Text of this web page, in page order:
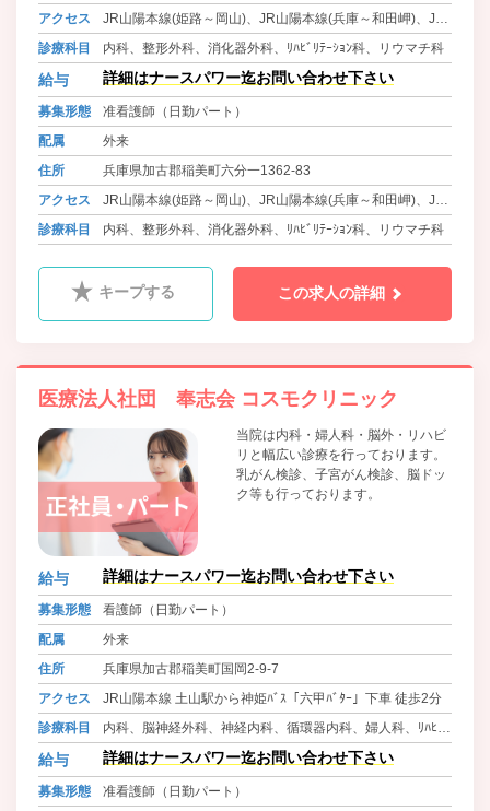
アクセス
JR山陽本線(姫路～岡山)、JR山陽本線(兵庫～和田岬)、JR
赤穂線、JR姫新線(姫路～佐用)、JR姫新線(佐用～新見) 土
山駅より神姫バス「川北口」下車 徒歩3分
診療科目 内科、整形外科、消化器外科、ﾘﾊﾋﾞﾘﾃｰｼｮﾝ科、リウマチ科
給与 詳細はナースパワー迄お問い合わせ下さい
募集形態
准看護師（日勤パート）
配属
外来
住所
兵庫県加古郡稲美町六分一1362-83
アクセス
JR山陽本線(姫路～岡山)、JR山陽本線(兵庫～和田岬)、JR
赤穂線、JR姫新線(姫路～佐用)、JR姫新線(佐用～新見) 土
診療科目 内科、整形外科、消化器外科、ﾘﾊﾋﾞﾘﾃｰｼｮﾝ科、リウマチ科
キープする この求人の詳細
医療法人社団 奉志会 コスモクリニック
当院は内科・婦人科・脳外・リハビ
リと幅広い診療を行っております。
乳がん検診、子宮がん検診、脳ドッ
ク等も行っております。
給与 詳細はナースパワー迄お問い合わせ下さい
募集形態
看護師（日勤パート）
配属
外来
住所
兵庫県加古郡稲美町国岡2-9-7
アクセス
JR山陽本線 土山駅から神姫ﾊﾞｽ「六甲ﾊﾞﾀｰ」下車 徒歩2分
診療科目
内科、脳神経外科、神経内科、循環器内科、婦人科、ﾘﾊﾋﾞﾘ
ﾃｰｼｮﾝ科
給与 詳細はナースパワー迄お問い合わせ下さい
募集形態
准看護師（日勤パート）